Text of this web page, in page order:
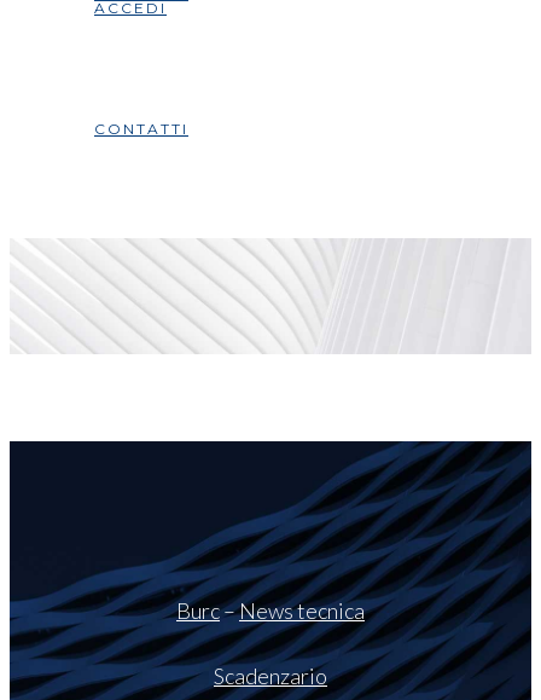
ACCEDI
CONTATTI
Burc–News tecnica
Scadenzario